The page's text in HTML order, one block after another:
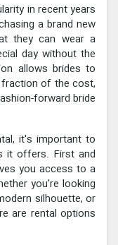
in recent years
a brand new
they can wear a
day without the
allows brides to
of the cost,
forward bride
it's important to
it offers. First and
you access to a
you're looking
silhouette, or
are rental options